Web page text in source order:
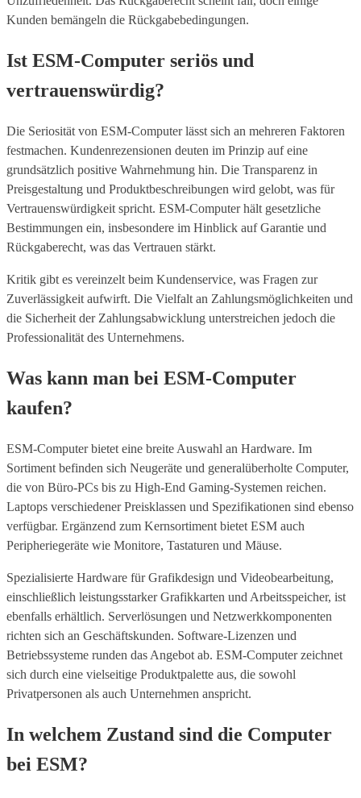
Kunden bemängeln die Rückgabebedingungen.
Ist ESM-Computer seriös und
vertrauenswürdig?
Die Seriosität von ESM-Computer lässt sich an mehreren Faktoren
festmachen. Kundenrezensionen deuten im Prinzip auf eine
grundsätzlich positive Wahrnehmung hin. Die Transparenz in
Preisgestaltung und Produktbeschreibungen wird gelobt, was für
Vertrauenswürdigkeit spricht. ESM-Computer hält gesetzliche
Bestimmungen ein, insbesondere im Hinblick auf Garantie und
Rückgaberecht, was das Vertrauen stärkt.
Kritik gibt es vereinzelt beim Kundenservice, was Fragen zur
Zuverlässigkeit aufwirft. Die Vielfalt an Zahlungsmöglichkeiten und
die Sicherheit der Zahlungsabwicklung unterstreichen jedoch die
Professionalität des Unternehmens.
Was kann man bei ESM-Computer
kaufen?
ESM-Computer bietet eine breite Auswahl an Hardware. Im
Sortiment befinden sich Neugeräte und generalüberholte Computer,
die von Büro-PCs bis zu High-End Gaming-Systemen reichen.
Laptops verschiedener Preisklassen und Spezifikationen sind ebenso
verfügbar. Ergänzend zum Kernsortiment bietet ESM auch
Peripheriegeräte wie Monitore, Tastaturen und Mäuse.
Spezialisierte Hardware für Grafikdesign und Videobearbeitung,
einschließlich leistungsstarker Grafikkarten und Arbeitsspeicher, ist
ebenfalls erhältlich. Serverlösungen und Netzwerkkomponenten
richten sich an Geschäftskunden. Software-Lizenzen und
Betriebssysteme runden das Angebot ab. ESM-Computer zeichnet
sich durch eine vielseitige Produktpalette aus, die sowohl
Privatpersonen als auch Unternehmen anspricht.
In welchem Zustand sind die Computer
bei ESM?